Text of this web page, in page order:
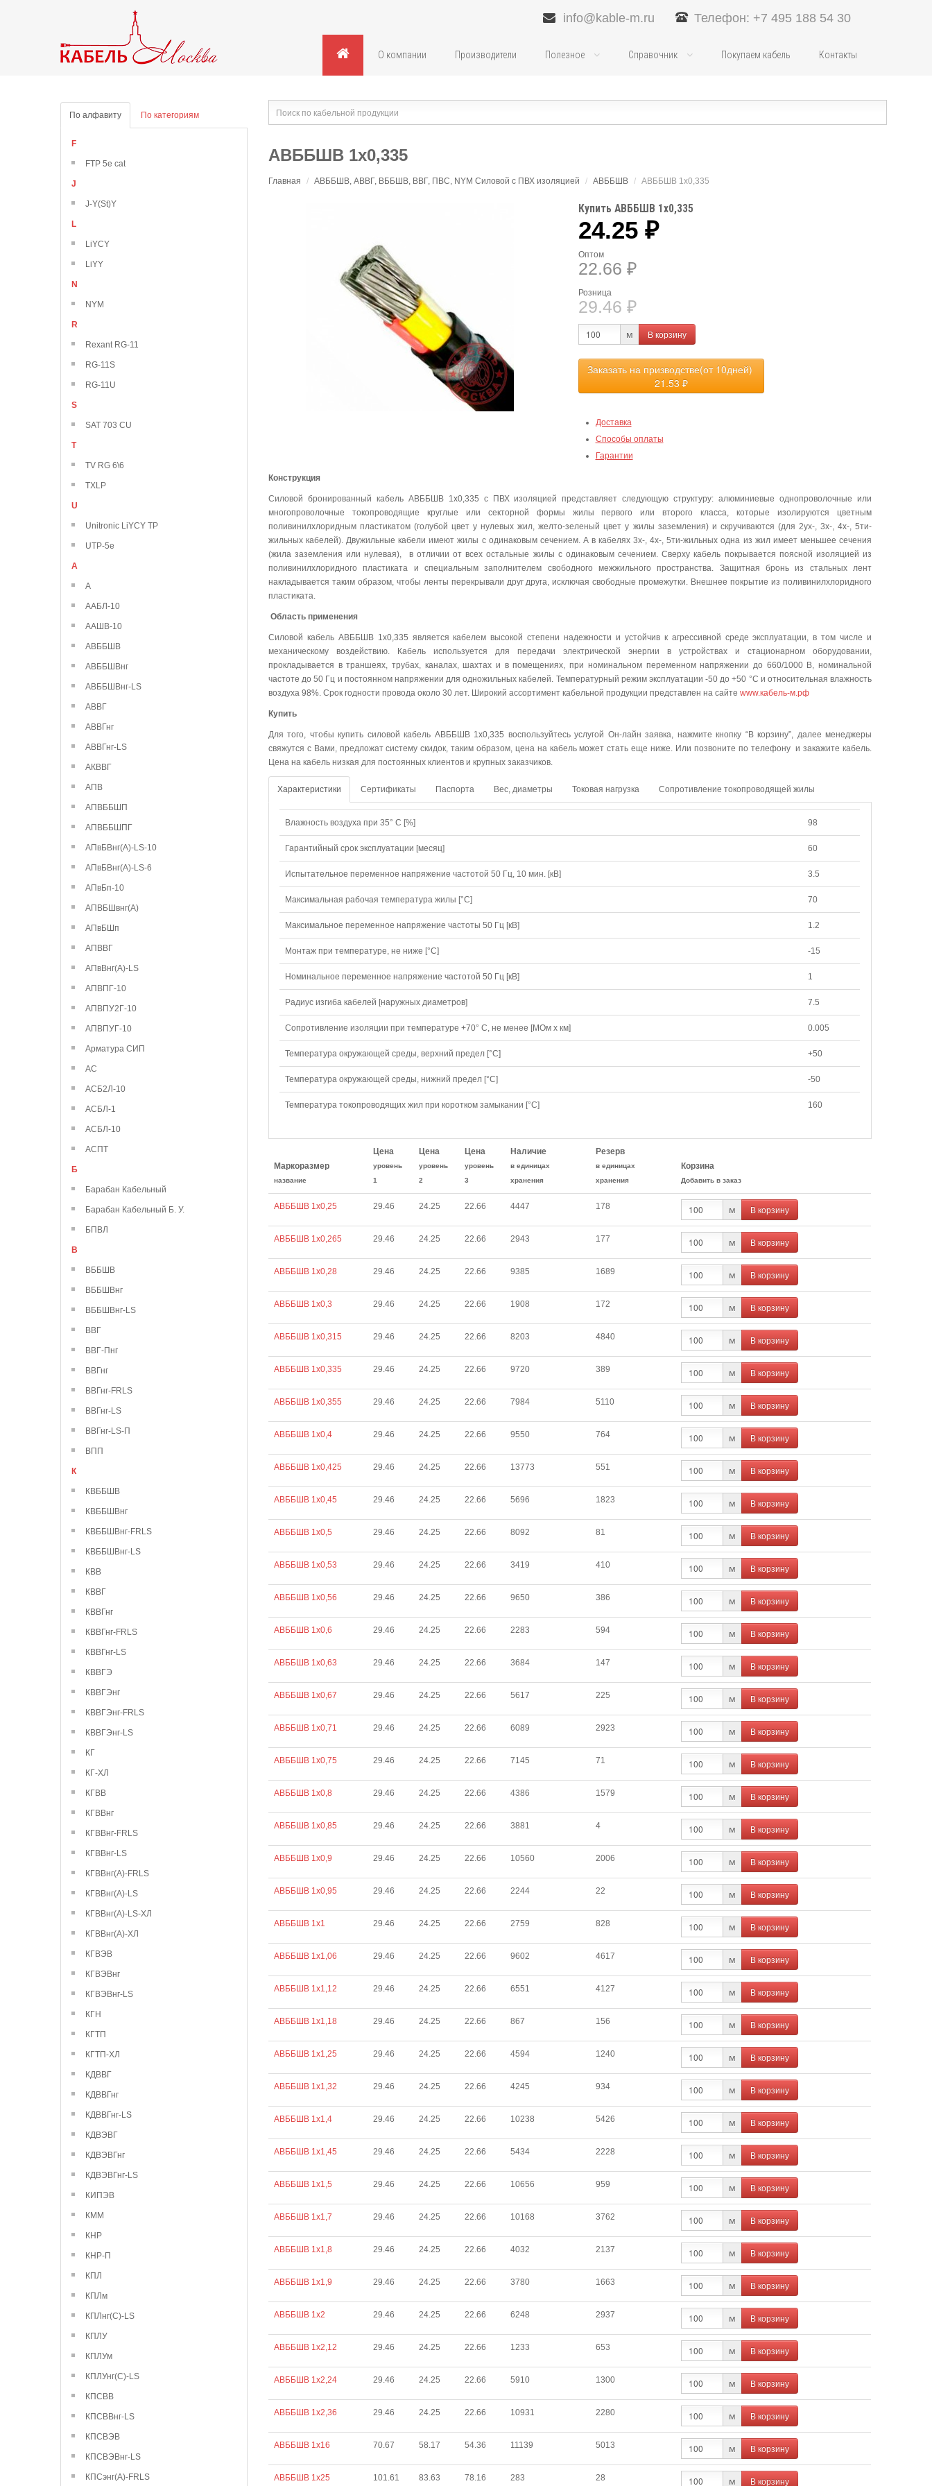
info@kable-m.ru Телефон: +7 495 188 54 30
О компании Производители Полезное Справочник Покупаем кабель Контакты
По алфавиту По категориям
F
FTP 5e cat
J
J-Y(St)Y
L
LiYCY
LiYY
N
NYM
R
Rexant RG-11
RG-11S
RG-11U
S
SAT 703 CU
T
TV RG 6\6
TXLP
U
Unitronic LiYCY TP
UTP-5e
А
А
ААБЛ-10
ААШВ-10
АВББШВ
АВББШВнг
АВББШВнг-LS
АВВГ
АВВГнг
АВВГнг-LS
АКВВГ
АПВ
АПВББШП
АПВББШПГ
АПвБВнг(А)-LS-10
АПвБВнг(А)-LS-6
АПвБп-10
АПВБШвнг(А)
АПвБШп
АПВВГ
АПвВнг(А)-LS
АПВПГ-10
АПВПУ2Г-10
АПВПУГ-10
Арматура СИП
АС
АСБ2Л-10
АСБЛ-1
АСБЛ-10
АСПТ
Б
Барабан Кабельный
Барабан Кабельный Б. У.
БПВЛ
В
ВББШВ
ВББШВнг
ВББШВнг-LS
ВВГ
ВВГ-Пнг
ВВГнг
ВВГнг-FRLS
ВВГнг-LS
ВВГнг-LS-П
ВПП
К
КВББШВ
КВББШВнг
КВББШВнг-FRLS
КВББШВнг-LS
КВВ
КВВГ
КВВГнг
КВВГнг-FRLS
КВВГнг-LS
КВВГЭ
КВВГЭнг
КВВГЭнг-FRLS
КВВГЭнг-LS
КГ
КГ-ХЛ
КГВВ
КГВВнг
КГВВнг-FRLS
КГВВнг-LS
КГВВнг(А)-FRLS
КГВВнг(А)-LS
КГВВнг(А)-LS-ХЛ
КГВВнг(А)-ХЛ
КГВЭВ
КГВЭВнг
КГВЭВнг-LS
КГН
КГТП
КГТП-ХЛ
КДВВГ
КДВВГнг
КДВВГнг-LS
КДВЭВГ
КДВЭВГнг
КДВЭВГнг-LS
КИПЭВ
КММ
КНР
КНР-П
КПЛ
КПЛм
КПЛнг(С)-LS
КПЛУ
КПЛУм
КПЛУнг(С)-LS
КПСВВ
КПСВВнг-LS
КПСВЭВ
КПСВЭВнг-LS
КПСэнг(А)-FRLS
АВББШВ 1х0,335
Главная / АВББШВ, АВВГ, ВББШВ, ВВГ, ПВС, NYM Силовой с ПВХ изоляцией / АВББШВ / АВББШВ 1х0,335
Купить АВББШВ 1х0,335
24.25 ₽
Оптом
22.66 ₽
Розница
29.46 ₽
м В корзину
Заказать на призводстве(от 10дней)
21.53 ₽
Доставка
Способы оплаты
Гарантии
Конструкция
Силовой бронированный кабель АВББШВ 1х0,335 с ПВХ изоляцией представляет следующую структуру: алюминиевые однопроволочные или
многопроволочные токопроводящие круглые или секторной формы жилы первого или второго класса, которые изолируются цветным
поливинилхлоридным пластикатом (голубой цвет у нулевых жил, желто-зеленый цвет у жилы заземления) и скручиваются (для 2ух-, 3х-, 4х-, 5ти-
жильных кабелей). Двужильные кабели имеют жилы с одинаковым сечением. А в кабелях 3х-, 4х-, 5ти-жильных одна из жил имеет меньшее сечения
(жила заземления или нулевая), в отличии от всех остальные жилы с одинаковым сечением. Сверху кабель покрывается поясной изоляцией из
поливинилхлоридного пластиката и специальным заполнителем свободного межжильного пространства. Защитная бронь из стальных лент
накладывается таким образом, чтобы ленты перекрывали друг друга, исключая свободные промежутки. Внешнее покрытие из поливинилхлоридного
пластиката.
Область применения
Силовой кабель АВББШВ 1х0,335 является кабелем высокой степени надежности и устойчив к агрессивной среде эксплуатации, в том числе и
механическому воздействию. Кабель используется для передачи электрической энергии в устройствах и стационарном оборудовании,
прокладывается в траншеях, трубах, каналах, шахтах и в помещениях, при номинальном переменном напряжении до 660/1000 В, номинальной
частоте до 50 Гц и постоянном напряжении для одножильных кабелей. Температурный режим эксплуатации -50 до +50 °C и относительная влажность
воздуха 98%. Срок годности провода около 30 лет. Широкий ассортимент кабельной продукции представлен на сайте www.кабель-м.рф
Купить
Для того, чтобы купить силовой кабель АВББШВ 1х0,335 воспользуйтесь услугой Он-лайн заявка, нажмите кнопку “В корзину”, далее менеджеры
свяжутся с Вами, предложат систему скидок, таким образом, цена на кабель может стать еще ниже. Или позвоните по телефону и закажите кабель.
Цена на кабель низкая для постоянных клиентов и крупных заказчиков.
Характеристики Сертификаты Паспорта Вес, диаметры Токовая нагрузка Сопротивление токопроводящей жилы
Влажность воздуха при 35° C [%] 98
Гарантийный срок эксплуатации [месяц] 60
Испытательное переменное напряжение частотой 50 Гц, 10 мин. [кВ] 3.5
Максимальная рабочая температура жилы [°С] 70
Максимальное переменное напряжение частоты 50 Гц [кВ] 1.2
Монтаж при температуре, не ниже [°C] -15
Номинальное переменное напряжение частотой 50 Гц [кВ] 1
Радиус изгиба кабелей [наружных диаметров] 7.5
Сопротивление изоляции при температуре +70° С, не менее [МОм х км] 0.005
Температура окружающей среды, верхний предел [°C] +50
Температура окружающей среды, нижний предел [°C] -50
Температура токопроводящих жил при коротком замыкании [°С] 160
Маркоразмер
название
Цена
уровень
1
Цена
уровень
2
Цена
уровень
3
Наличие
в единицах
хранения
Резерв
в единицах
хранения
Корзина
Добавить в заказ
АВББШВ 1х0,25 29.46 24.25 22.66 4447 178 м В корзину
АВББШВ 1х0,265 29.46 24.25 22.66 2943 177 м В корзину
АВББШВ 1х0,28 29.46 24.25 22.66 9385 1689 м В корзину
АВББШВ 1х0,3 29.46 24.25 22.66 1908 172 м В корзину
АВББШВ 1х0,315 29.46 24.25 22.66 8203 4840 м В корзину
АВББШВ 1х0,335 29.46 24.25 22.66 9720 389 м В корзину
АВББШВ 1х0,355 29.46 24.25 22.66 7984 5110 м В корзину
АВББШВ 1х0,4 29.46 24.25 22.66 9550 764 м В корзину
АВББШВ 1х0,425 29.46 24.25 22.66 13773 551 м В корзину
АВББШВ 1х0,45 29.46 24.25 22.66 5696 1823 м В корзину
АВББШВ 1х0,5 29.46 24.25 22.66 8092 81 м В корзину
АВББШВ 1х0,53 29.46 24.25 22.66 3419 410 м В корзину
АВББШВ 1х0,56 29.46 24.25 22.66 9650 386 м В корзину
АВББШВ 1х0,6 29.46 24.25 22.66 2283 594 м В корзину
АВББШВ 1х0,63 29.46 24.25 22.66 3684 147 м В корзину
АВББШВ 1х0,67 29.46 24.25 22.66 5617 225 м В корзину
АВББШВ 1х0,71 29.46 24.25 22.66 6089 2923 м В корзину
АВББШВ 1х0,75 29.46 24.25 22.66 7145 71 м В корзину
АВББШВ 1х0,8 29.46 24.25 22.66 4386 1579 м В корзину
АВББШВ 1х0,85 29.46 24.25 22.66 3881 4 м В корзину
АВББШВ 1х0,9 29.46 24.25 22.66 10560 2006 м В корзину
АВББШВ 1х0,95 29.46 24.25 22.66 2244 22 м В корзину
АВББШВ 1х1 29.46 24.25 22.66 2759 828 м В корзину
АВББШВ 1х1,06 29.46 24.25 22.66 9602 4617 м В корзину
АВББШВ 1х1,12 29.46 24.25 22.66 6551 4127 м В корзину
АВББШВ 1х1,18 29.46 24.25 22.66 867 156 м В корзину
АВББШВ 1х1,25 29.46 24.25 22.66 4594 1240 м В корзину
АВББШВ 1х1,32 29.46 24.25 22.66 4245 934 м В корзину
АВББШВ 1х1,4 29.46 24.25 22.66 10238 5426 м В корзину
АВББШВ 1х1,45 29.46 24.25 22.66 5434 2228 м В корзину
АВББШВ 1х1,5 29.46 24.25 22.66 10656 959 м В корзину
АВББШВ 1х1,7 29.46 24.25 22.66 10168 3762 м В корзину
АВББШВ 1х1,8 29.46 24.25 22.66 4032 2137 м В корзину
АВББШВ 1х1,9 29.46 24.25 22.66 3780 1663 м В корзину
АВББШВ 1х2 29.46 24.25 22.66 6248 2937 м В корзину
АВББШВ 1х2,12 29.46 24.25 22.66 1233 653 м В корзину
АВББШВ 1х2,24 29.46 24.25 22.66 5910 1300 м В корзину
АВББШВ 1х2,36 29.46 24.25 22.66 10931 2280 м В корзину
АВББШВ 1х16 70.67 58.17 54.36 11139 5013 м В корзину
АВББШВ 1х25 101.61 83.63 78.16 283 28 м В корзину